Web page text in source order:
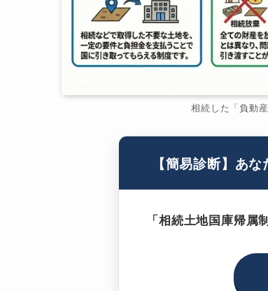
相続した「負動
【簡易診断】あ
「相続土地国庫帰属